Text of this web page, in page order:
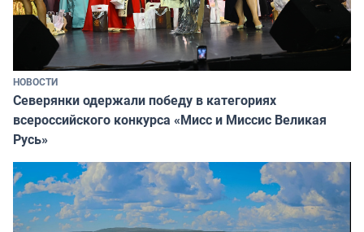
НОВОСТИ
Северянки одержали победу в категориях
всероссийского конкурса «Мисс и Миссис Великая
Русь»